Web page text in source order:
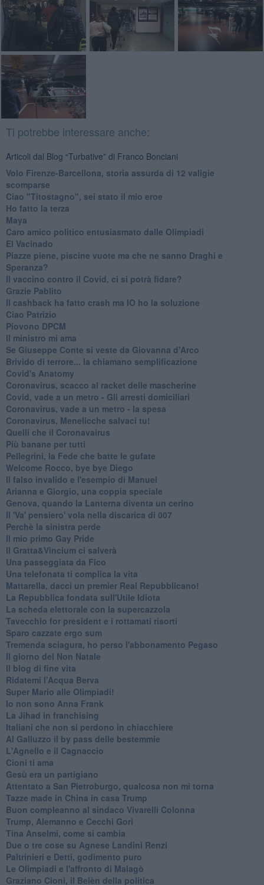
Ti potrebbe interessare anche:
Articoli dal Blog “Turbative” di Franco Bonciani
Volo Firenze-Barcellona, storia assurda di 12 valigie
scomparse
Ciao "Titostagno", sei stato il mio eroe
Ho fatto la terza
Maya
Caro amico politico entusiasmato dalle Olimpiadi
El Vacinado
Piazze piene, piscine vuote ma che ne sanno Draghi e
Speranza?
​Il vaccino contro il Covid, ci si potrà fidare?
Grazie Pablito
Il cashback ha fatto crash ma IO ho la soluzione
Ciao Patrizio
Piovono DPCM
Il ministro mi ama
Se Giuseppe Conte si veste da Giovanna d'Arco
Brivido di terrore... la chiamano semplificazione
Covid's Anatomy
Coronavirus, scacco al racket delle mascherine
Covid, vade a un metro - Gli arresti domiciliari
Coronavirus, vade a un metro - la spesa
Coronavirus, Menelicche salvaci tu!
Quelli che il Coronavairus
Più banane per tutti
Pellegrini, la Fede che batte le gufate
Welcome Rocco, bye bye Diego
Il falso invalido e l'esempio di Manuel
Arianna e Giorgio, una coppia speciale
Genova, quando la Lanterna diventa un cerino
Il 'Va' pensiero' vola nella discarica di 007
Perchè la sinistra perde
Il mio primo Gay Pride
Il Gratta&Vincium ci salverà
Una passeggiata da Fico
Una telefonata ti complica la vita
Mattarella, dacci un premier Real Repubblicano!
La Repubblica fondata sull'Utile Idiota
La scheda elettorale con la supercazzola
Tavecchio for president e i rottamati risorti
Sparo cazzate ergo sum
Tremenda sciagura, ho perso l'abbonamento Pegaso
Il giorno del Non Natale
Il blog di fine vita
​Ridatemi l’Acqua Berva
Super Mario alle Olimpiadi!
Io non sono Anna Frank
​La Jihad in franchising
Italiani che non si perdono in chiacchiere
Al Galluzzo il by pass delle bestemmie
L'Agnello e il Cagnaccio
Cioni ti ama
​Gesù era un partigiano
Attentato a San Pietroburgo, qualcosa non mi torna
Tazze made in China in casa Trump
Buon compleanno al sindaco Vivarelli Colonna
Trump, Alemanno e Cecchi Gori
Tina Anselmi, come si cambia
Due o tre cose su Agnese Landini Renzi
Paltrinieri e Detti, godimento puro
Le Olimpiadi e l'affronto di Malagò
Graziano Cioni, il Belèn della politica